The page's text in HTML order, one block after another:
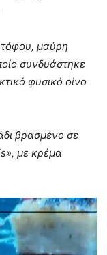
μαύρη
συνδυάστηκε
φυσικό οίνο
βρασμένο σε
με κρέμα